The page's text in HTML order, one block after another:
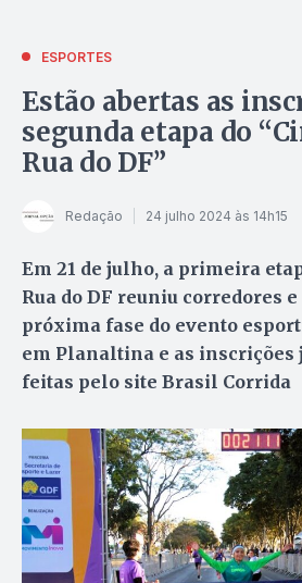
ESPORTES
Estão abertas as
segunda etapa do
Rua do DF”
Redação 24 julho 2024 às 14h15
Em 21 de julho, a primeira
Rua do DF reuniu corredores
próxima fase do evento
em Planaltina e as inscrições
feitas pelo site Brasil Corrida